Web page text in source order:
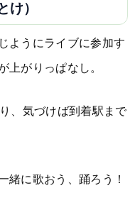
け）
ようにライブに参加す
上がりっぱなし。
、気づけば到着駅まで
に歌おう、踊ろう！